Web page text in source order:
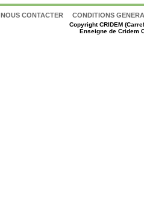
NOUS CONTACTER CONDITIONS
CopyrightCRIDEM
Enseigne de Cridem